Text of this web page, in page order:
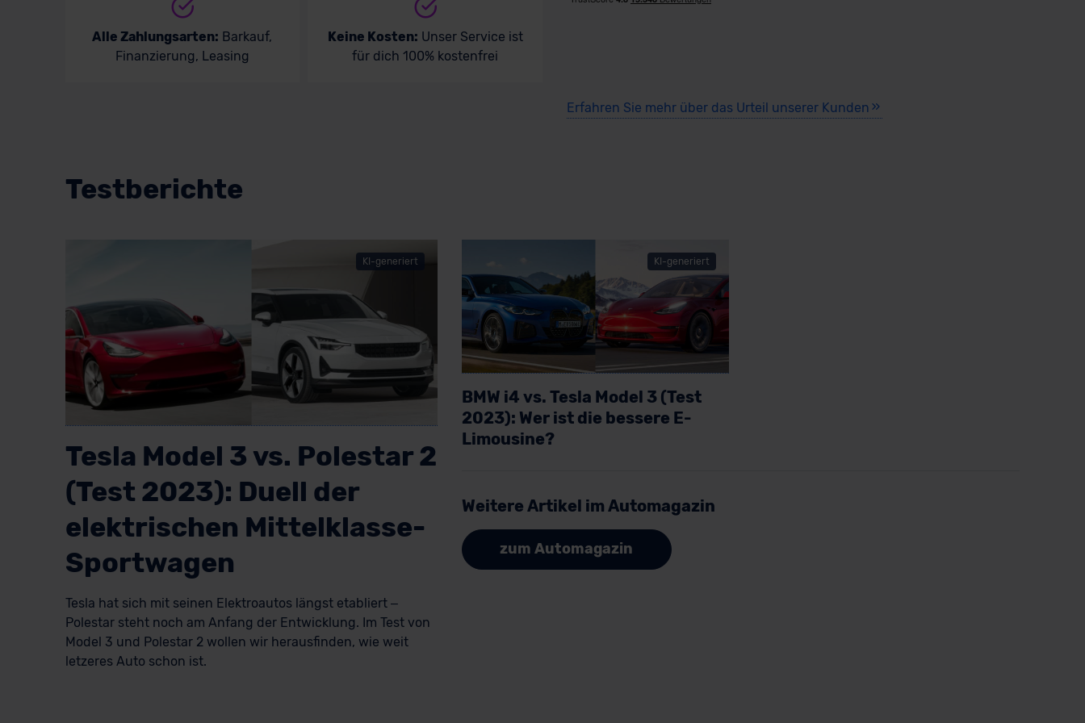
Alle Zahlungsarten: Barkauf,
Finanzierung, Leasing
Keine Kosten: Unser Service ist
für dich 100% kostenfrei
Erfahren Sie mehr über das Urteil unserer Kunden
Testberichte
KI-generiert
Tesla Model 3 vs. Polestar 2
(Test 2023): Duell der
elektrischen Mittelklasse-
Sportwagen
Tesla hat sich mit seinen Elektroautos längst etabliert –
Polestar steht noch am Anfang der Entwicklung. Im Test von
Model 3 und Polestar 2 wollen wir herausfinden, wie weit
letzeres Auto schon ist.
KI-generiert
BMW i4 vs. Tesla Model 3 (Test
2023): Wer ist die bessere E-
Limousine?
Weitere Artikel im Automagazin
zum Automagazin